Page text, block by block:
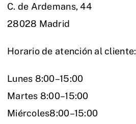
C. de Ardemans, 44
28028 Madrid
Horario de atención al cliente:
Lunes 8:00–15:00
Martes 8:00–15:00
Miércoles8:00–15:00